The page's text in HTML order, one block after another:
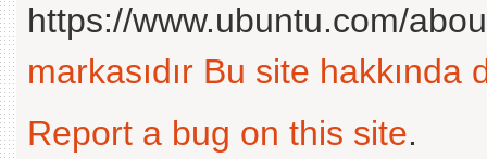
https://www.ubuntu.com/
markasıdır Bu site hakkında
Report a bug on this site.